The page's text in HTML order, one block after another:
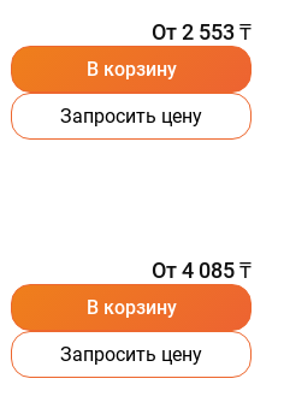
От 2 553 ₸
В корзину
Запросить цену
От 4 085 ₸
В корзину
Запросить цену